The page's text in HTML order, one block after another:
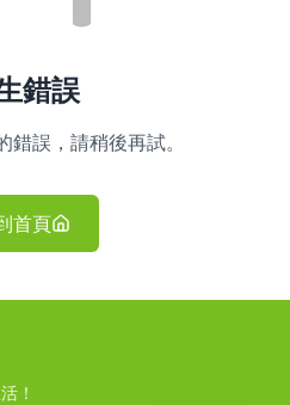
錯誤
誤，請稍後再試。
首頁
！